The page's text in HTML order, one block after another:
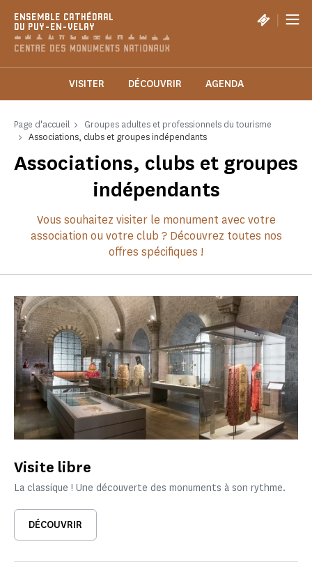
ENSEMBLE CATHÉDRAL
DU PUY-EN-VELAY
|
VISITER DÉCOUVRIR AGENDA
Page d'accueil
Groupes adultes et professionnels du tourisme
Associations, clubs et groupes indépendants
Associations, clubs et groupes
indépendants
Vous souhaitez visiter le monument avec votre
association ou votre club ? Découvrez toutes nos
offres spécifiques !
Visite libre
La classique ! Une découverte des monuments à son rythme.
DÉCOUVRIR